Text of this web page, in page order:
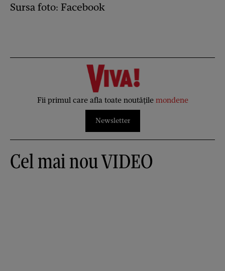
Sursa foto: Facebook
Fii primul care afla toate noutățile mondene
Newsletter
Cel mai nou VIDEO